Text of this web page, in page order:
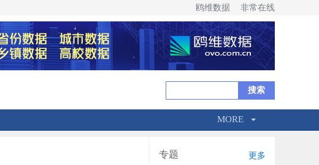
鸥维数据 非常在线
MORE
专题 更多